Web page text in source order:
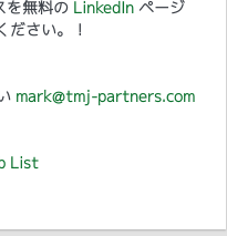
を無料の LinkedInページ
ださい。！
mark@tmj-partners.com
List